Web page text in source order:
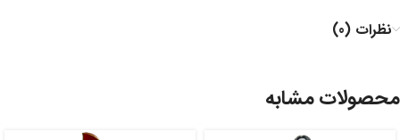
نظرات (0)
محصولات مشابه